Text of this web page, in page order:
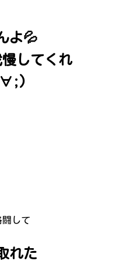
よ💦
してくれ
闘して
れた